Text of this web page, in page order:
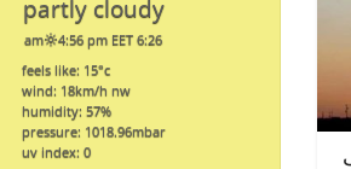
partly cloudy
6:26 am
4:56 pm EET
feels like: 15°c
wind: 18km/h nw
humidity: 57%
pressure: 1018.96mbar
uv index: 0